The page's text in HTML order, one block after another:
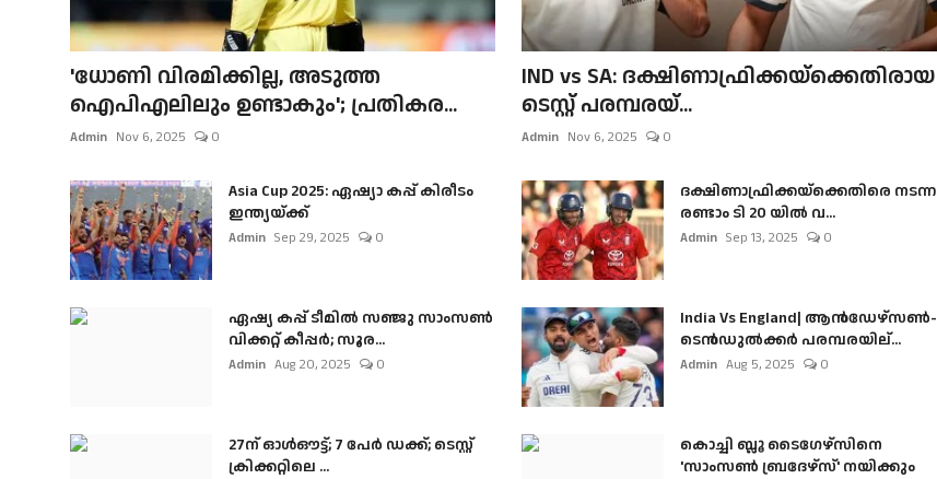
'ധോണി വിരമിക്കില്ല, അടുത്ത
ഐപിഎലിലും ഉണ്ടാകും'; പ്രതികര...
Admin Nov 6, 2025 0
IND vs SA: ദക്ഷിണാഫ്രിക്കയ്‌ക്കെതിരായ
ടെസ്റ്റ് പരമ്പരയ്...
Admin Nov 6, 2025 0
Asia Cup 2025: ഏഷ്യാ കപ്പ് കിരീടം
ഇന്ത്യയ്ക്ക്
Admin Sep 29, 2025 0
ദക്ഷിണാഫ്രിക്കയ്‌ക്കെതിരെ നടന്ന
രണ്ടാം ടി 20 യിൽ വ...
Admin Sep 13, 2025 0
ഏഷ്യ കപ്പ് ടീമിൽ സഞ്ജു സാംസൺ
വിക്കറ്റ് കീപ്പർ; സൂര...
Admin Aug 20, 2025 0
India Vs England| ആൻഡേഴ്സൺ-
ടെൻഡുല്‍ക്കർ പരമ്പരയില്...
Admin Aug 5, 2025 0
27ന് ഓൾഔട്ട്; 7 പേർ ഡക്ക്; ടെസ്റ്റ്
ക്രിക്കറ്റിലെ ...
കൊച്ചി ബ്ലൂ ടൈഗേഴ്സിനെ
'സാംസൺ ബ്രദേഴ്സ്' നയിക്കും